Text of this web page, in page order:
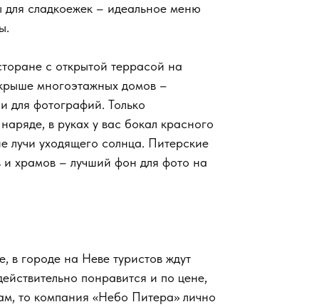
для сладкоежек – идеальное меню
с открытой террасой на
многоэтажных домов –
для фотографий. Только
в руках у вас бокал красного
лучи уходящего солнца. Питерские
и храмов – лучший фон для фото на
в городе на Неве туристов ждут
понравится и по цене,
то компания «Небо Питера» лично